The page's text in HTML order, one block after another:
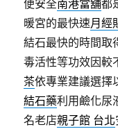
便安全南港當舖都
暖宮的最快速月經
結石最快的時間取
毒活性等功效因較
茶依專業建議選擇
結石藥利用鹼化尿
名老店親子館 台北